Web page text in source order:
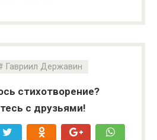
Гавриил Державин
стихотворение?
с друзьями!